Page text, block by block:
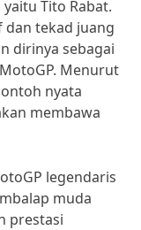
Tito Rabat.
dan tekad juang
dirinya sebagai
Menurut
nyata
membawa
legendaris
muda
prestasi